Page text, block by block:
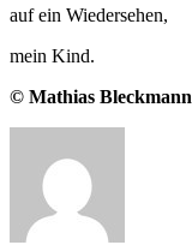
auf ein Wiedersehen,
mein Kind.
© Mathias